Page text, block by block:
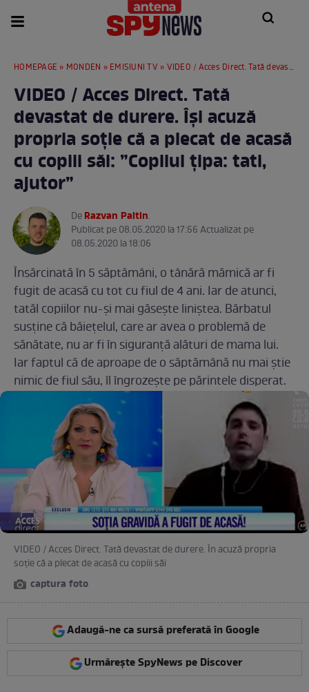
HOMEPAGE » MONDEN » EMISIUNI TV » VIDEO / Acces Direct. Tată devastat de durere. Își acuză propria soție că a plecat de acasă cu copiii săi: ”Copilul țipa: tati, ajutor”
VIDEO / Acces Direct. Tată
devastat de durere. Își acuză
propria soție că a plecat de acasă
cu copiii săi: ”Copilul țipa: tati,
ajutor”
DeRazvan Paltin.
Publicat pe 08.05.2020 la 17:56 Actualizat pe
08.05.2020 la 18:06
Însărcinată în 5 săptămâni, o tânără mămică ar fi
fugit de acasă cu tot cu fiul de 4 ani. Iar de atunci,
tatăl copiilor nu-şi mai găseşte liniştea. Bărbatul
susţine că băieţelul, care ar avea o problemă de
sănătate, nu ar fi în siguranţă alături de mama lui.
Iar faptul că de aproape de o săptămână nu mai ştie
nimic de fiul său, îl îngrozeşte pe părintele disperat.
VIDEO / Acces Direct. Tată devastat de durere. În acuză propria
soție că a plecat de acasă cu copiii săi
captura foto
Adaugă-ne ca sursă preferată în Google
Urmărește SpyNews pe Discover